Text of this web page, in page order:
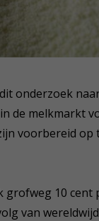
onderzoek
de melkmarkt
voorbereid
grofweg 10
van